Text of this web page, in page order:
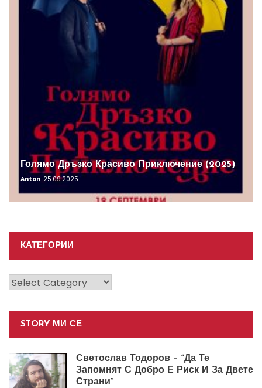
Голямо Дръзко Красиво Приключение (2025)
Anton 25.09.2025
КАТЕГОРИИ
Категории
STORY МИ СЕ
Светослав Тодоров – “Да Те
Запомнят С Добро Е Риск И За Двете
Страни”